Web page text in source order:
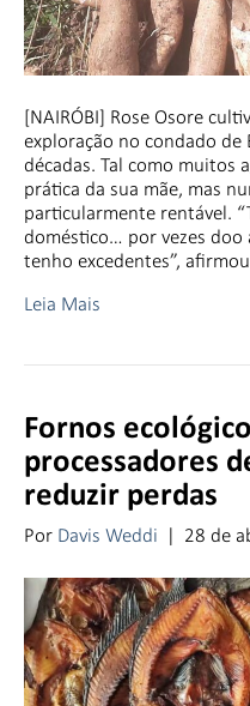
[NAIRÓBI] Rose Osore
exploração no condado de
décadas. Tal como muitos
prática da sua mãe, mas
particularmente rentável.
doméstico… por vezes doo
tenho excedentes”,
Leia Mais
Fornos
processadores
reduzir perdas
Por Davis Weddi | 28 de